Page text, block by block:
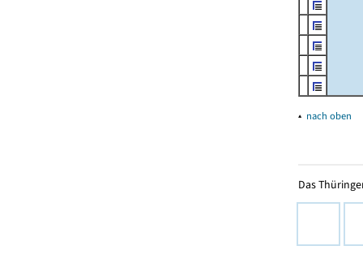
▴ nach oben
Das